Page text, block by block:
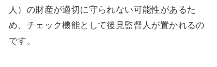
人）の財産が適切に守られない可能性があるた
め、チェック機能として後見監督人が置かれるの
です。